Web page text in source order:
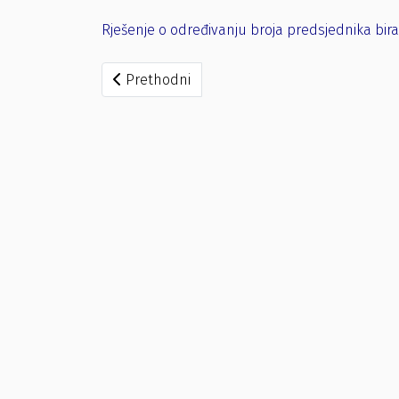
Rješenje o određivanju broja predsjednika
Prethodni članak: Rješenje o određivanju
Prethodni